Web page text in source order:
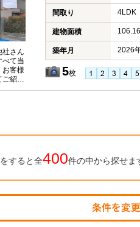
社さん
べて当
お客様
ご紹介
『〇〇
間取り 4LDK
建物面積
築年月 2026
5枚
すると全400件の中から探せま